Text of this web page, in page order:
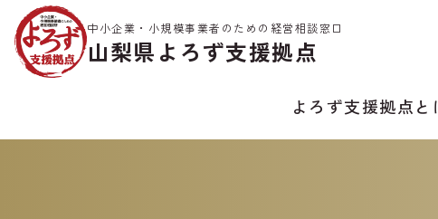
中小企業・小規模事業者のための経営相談窓口
山梨県よろず支援拠点
よろず支援拠点と